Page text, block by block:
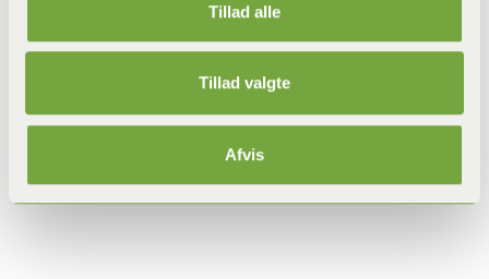
Tillad alle
Tillad valgte
Afvis